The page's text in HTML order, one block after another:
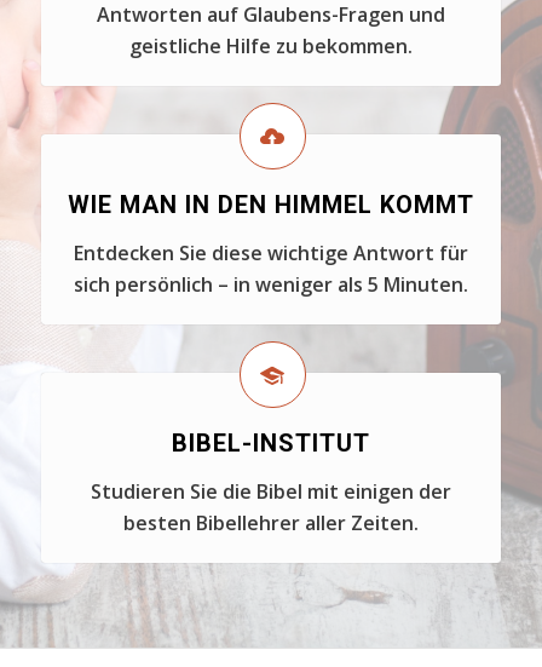
Antworten auf Glaubens-Fragen und
geistliche Hilfe zu bekommen.
WIE MAN IN DEN HIMMEL KOMMT
Entdecken Sie diese wichtige Antwort für
sich persönlich – in weniger als 5 Minuten.
BIBEL-INSTITUT
Studieren Sie die Bibel mit einigen der
besten Bibellehrer aller Zeiten.